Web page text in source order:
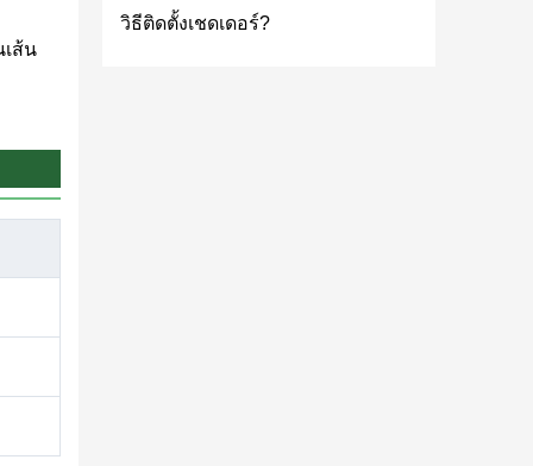
ส้น
ไลต์
Pack
งค์ที่มี
กส่วน
วิธีติดตั้งเชดเดอร์?